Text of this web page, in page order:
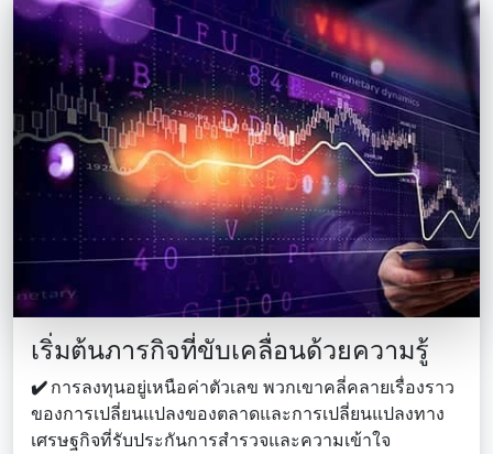
เริ่มต้นภารกิจที่ขับเคลื่อนด้วยความรู้
✔️การลงทุนอยู่เหนือค่าตัวเลข พวกเขาคลี่คลายเรื่องราว
ของการเปลี่ยนแปลงของตลาดและการเปลี่ยนแปลงทาง
เศรษฐกิจที่รับประกันการสํารวจและความเข้าใจ